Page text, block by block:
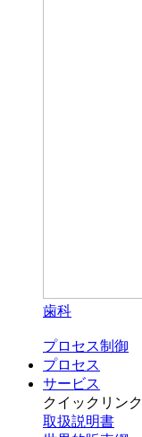
歯科
プロセス制御
プロセス
サービス
クイックリンク
取扱説明書